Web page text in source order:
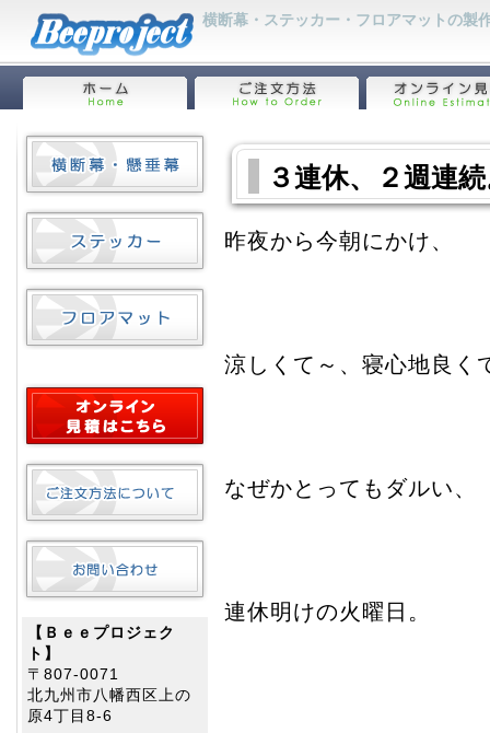
横断幕・ステッカー・フロアマットの
３連休、２週連
昨夜から今朝にかけ、
涼しくて～、寝心地良く
なぜかとってもダルい、
連休明けの火曜日。
【Ｂｅｅプロジェク
ト】
〒807-0071
北九州市八幡西区上の
原4丁目8-6